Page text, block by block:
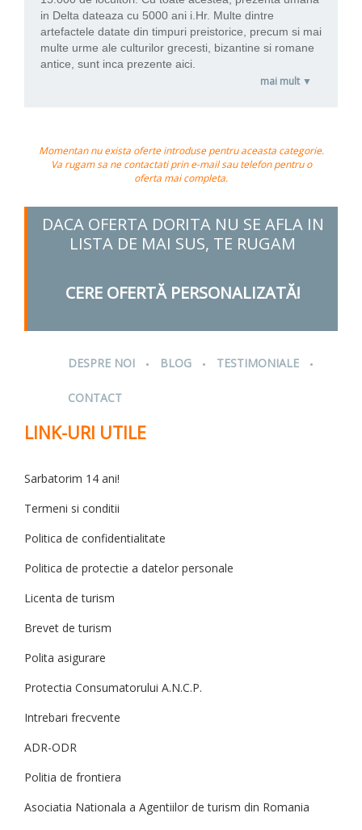
in Delta dateaza cu 5000 ani i.Hr. Multe dintre
artefactele datate din timpuri preistorice, precum si mai
multe urme ale culturilor grecesti, bizantine si romane
antice, sunt inca prezente aici.
mai mult ▼
Momentan nu exista oferte introduse pentru aceasta categorie.
Va rugam sa ne contactati prin e-mail sau telefon pentru o
oferta mai completa.
DACA OFERTA DORITA NU SE AFLA IN
LISTA DE MAI SUS, TE RUGAM
CERE OFERTĂ PERSONALIZATĂ!
DESPRE NOI . BLOG . TESTIMONIALE .
CONTACT
LINK-URI UTILE
Sarbatorim 14 ani!
Termeni si conditii
Politica de confidentialitate
Politica de protectie a datelor personale
Licenta de turism
Brevet de turism
Polita asigurare
Protectia Consumatorului A.N.C.P.
Intrebari frecvente
ADR-ODR
Politia de frontiera
Asociatia Nationala a Agentiilor de turism din Romania